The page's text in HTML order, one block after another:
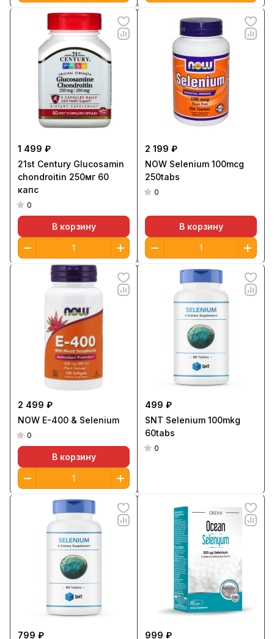
1 499 ₽
21st Century Glucosamin
chondroitin 250мг 60
капс
0
В корзину
2 199 ₽
NOW Selenium 100mcg
250tabs
0
В корзину
2 499 ₽
NOW E-400 & Selenium
0
В корзину
499 ₽
SNT Selenium 100mkg
60tabs
0
799 ₽
999 ₽